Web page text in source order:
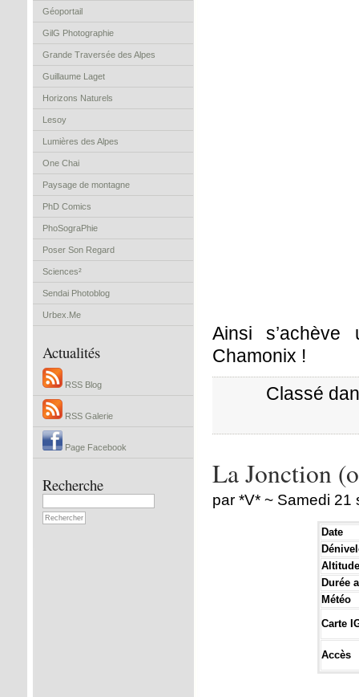
Géoportail
GilG Photographie
Grande Traversée des Alpes
Guillaume Laget
Horizons Naturels
Lesoy
Lumières des Alpes
One Chai
Paysage de montagne
PhD Comics
PhoSograPhie
Poser Son Regard
Sciences²
Sendai Photoblog
Urbex.Me
Actualités
RSS Blog
RSS Galerie
Page Facebook
Recherche
Ainsi
Chamonix !
Classé
La Jonction
par *V* ~ Samedi 21
Date
Durée
Météo
Carte
Accès